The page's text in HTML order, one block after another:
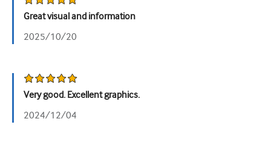
Хірургія
Урологія
Great visual and information
2025/10/20
Very good. Excellent graphics.
2024/12/04